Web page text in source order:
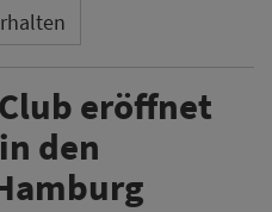
eröffnet
den